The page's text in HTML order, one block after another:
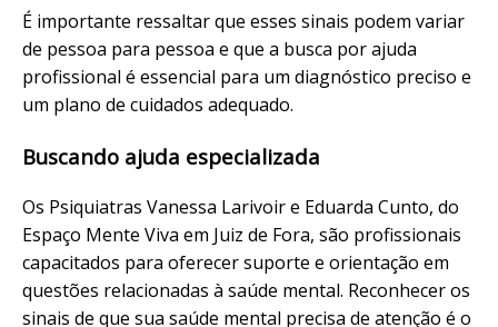
É importante ressaltar que esses sinais podem variar
de pessoa para pessoa e que a busca por ajuda
profissional é essencial para um diagnóstico preciso e
um plano de cuidados adequado.
Buscando ajuda especializada
Os Psiquiatras Vanessa Larivoir e Eduarda Cunto, do
Espaço Mente Viva em Juiz de Fora, são profissionais
capacitados para oferecer suporte e orientação em
questões relacionadas à saúde mental. Reconhecer os
sinais de que sua saúde mental precisa de atenção é o